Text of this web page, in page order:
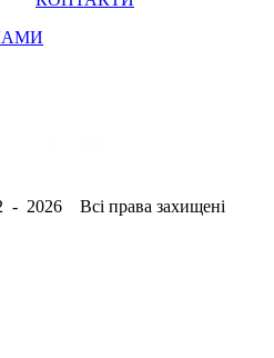
- 2026 Всі права захищені